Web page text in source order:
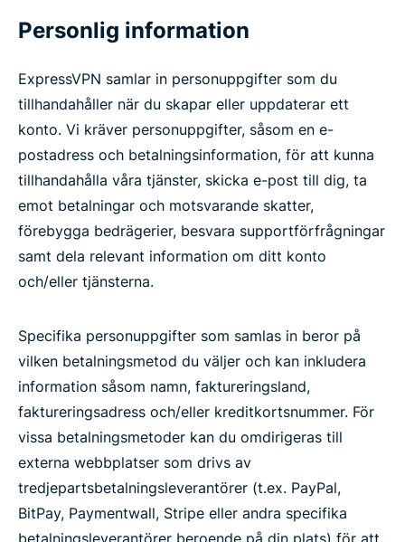
Personlig information
ExpressVPN samlar in personuppgifter som du
tillhandahåller när du skapar eller uppdaterar ett
konto. Vi kräver personuppgifter, såsom en e-
postadress och betalningsinformation, för att kunna
tillhandahålla våra tjänster, skicka e-post till dig, ta
emot betalningar och motsvarande skatter,
förebygga bedrägerier, besvara supportförfrågningar
samt dela relevant information om ditt konto
och/eller tjänsterna.
Specifika personuppgifter som samlas in beror på
vilken betalningsmetod du väljer och kan inkludera
information såsom namn, faktureringsland,
faktureringsadress och/eller kreditkortsnummer. För
vissa betalningsmetoder kan du omdirigeras till
externa webbplatser som drivs av
tredjepartsbetalningsleverantörer (t.ex. PayPal,
BitPay, Paymentwall, Stripe eller andra specifika
betalningsleverantörer beroende på din plats) för att